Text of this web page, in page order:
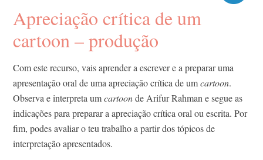
Apreciação crítica de um
cartoon – produção
Com este recurso, vais aprender a escrever e a preparar uma
apresentação oral de uma apreciação crítica de umcartoon.
Observa e interpreta umcartoonde Arifur Rahman e segue as
indicações para preparar a apreciação crítica oral ou escrita. Por
fim, podes avaliar o teu trabalho a partir dos tópicos de
interpretação apresentados.